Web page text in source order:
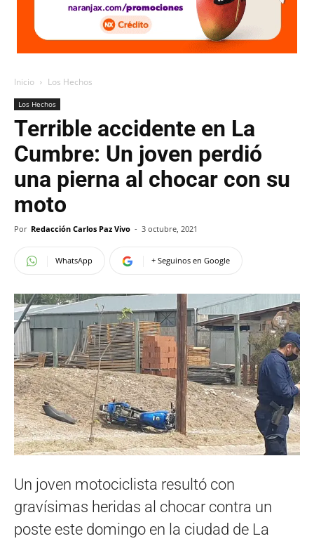
Inicio Los Hechos
Los Hechos
Terrible accidente en La
Cumbre: Un joven perdió
una pierna al chocar con su
moto
Por Redacción Carlos Paz Vivo - 3 octubre, 2021
WhatsApp + Seguinos en Google
Un joven motociclista resultó con
gravísimas heridas al chocar contra un
poste este domingo en la ciudad de La